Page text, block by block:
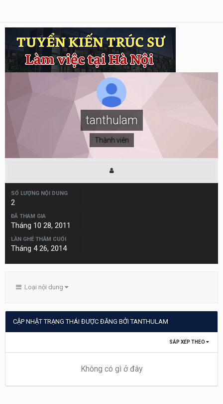
tanthulam
Thành viên
SỐ LƯỢNG NỘI DUNG
2
ĐÃ THAM GIA
Tháng 10 28, 2011
LẦN GHÉ THĂM CUỐI
Tháng 4 26, 2014
Loại nội dung
CẬP NHẬT TRẠNG THÁI ĐƯỢC ĐĂNG BỞI TANTHULAM
SẮP XẾP THEO
Không có gì ở đây